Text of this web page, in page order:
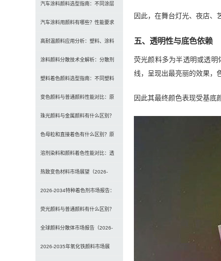
因此，在舞台灯光、夜店、
五、透明性与底色依赖
荧光颜料多为半透明或透明
线，呈现出最亮丽的效果，
因此其最终颜色表现受基底
汽车涂料颜料选型指南：不同涂层
应用要求、OEM与修补漆用颜料区
别及常见问题
汽车涂料用颜料有哪些？性能要求
及常用颜料类型介绍
高耐温颜料应用分析：塑料、涂料
及工程材料的选型原则与行业实践
涂料颜料分散技术全解析：分散剂
选型、研磨工艺及常见问题解决
塑料着色颜料选型指南：不同塑料
材料如何选择合适颜料？
变色颜料与普通颜料性能对比：原
理、特点及应用差异解析
珠光颜料与金属颜料有什么区别？
原理、效果与应用对比
色母粒和直接着色有什么区别？原
理、性能与应用全面对比
溶剂染料和颜料着色性能对比：透
明性、耐候性与应用选择全解析
热致变色材料市场展望（2026-
2034）：2034年将达336亿美元，
亚太份额超四成
2026-2034特种着色剂市场报告：
规模、份额、趋势及预测
荧光颜料与普通颜料有什么区别？
发光原理、性能对比及应用解析
全球颜料分散体市场报告（2026-
2033）：无机颜料主导，涂料为最
2026-2035年氧化铁颜料市场展